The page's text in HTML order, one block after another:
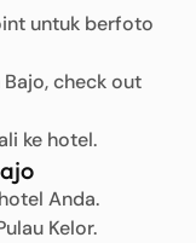
untuk berfoto
Bajo, check out
ke hotel.
Anda.
Kelor.